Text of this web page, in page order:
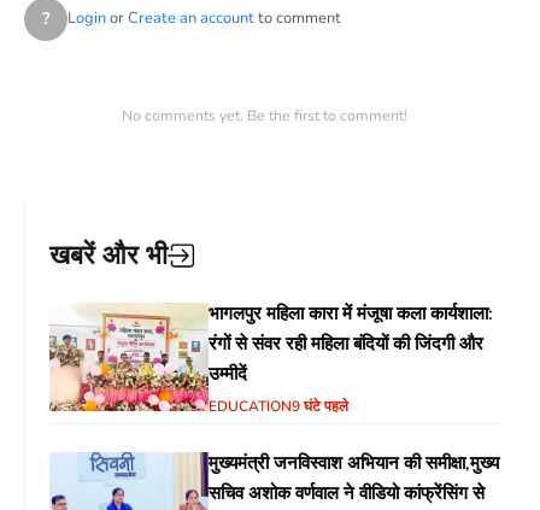
? LoginorCreate an accountto comment
No comments yet. Be the first to comment!
खबरें और भी
भागलपुर महिला कारा में मंजूषा कला कार्यशाला:
रंगों से संवर रही महिला बंदियों की जिंदगी और
उम्मीदें
EDUCATION9 घंटे पहले
मुख्यमंत्री जनविस्वाश अभियान की समीक्षा,मुख्य
सचिव अशोक वर्णवाल ने वीडियो कांफ्रेंसिंग से